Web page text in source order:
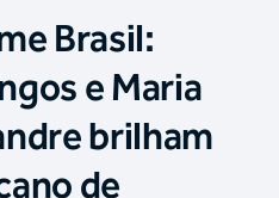
Brasil:
e Maria
brilham
de